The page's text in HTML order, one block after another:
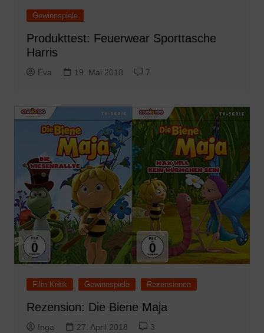
Gewinnspiele
Produkttest: Feuerwear Sporttasche
Harris
Eva 19. Mai 2018 7
Film Kritik Gewinnspiele Rezensionen
Rezension: Die Biene Maja
Inga 27. April 2018 3